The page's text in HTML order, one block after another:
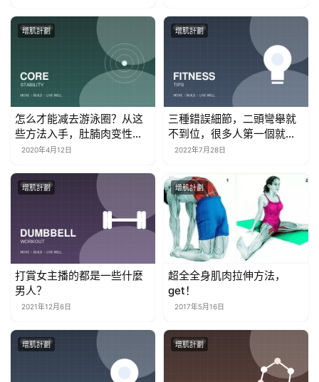
增肌計劃
怎么才能减去游泳圈？从这
些方法入手，肚腩肉变性感
小蛮腰！
2020年4月12日
增肌計劃
三種錯誤細節，二頭彎舉就
不到位，很多人第一個就不
知道
2022年7月28日
增肌計劃
打賞女主播的都是一些什麼
男人？
2021年12月6日
增肌計劃
超全全身肌肉拉伸方法，
get！
2017年5月16日
增肌計劃 增肌計劃